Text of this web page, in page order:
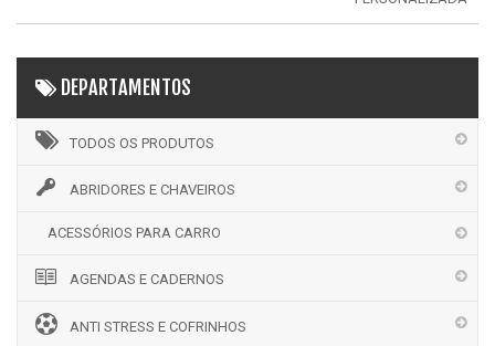
DEPARTAMENTOS
TODOS OS PRODUTOS
ABRIDORES E CHAVEIROS
ACESSÓRIOS PARA CARRO
AGENDAS E CADERNOS
ANTI STRESS E COFRINHOS